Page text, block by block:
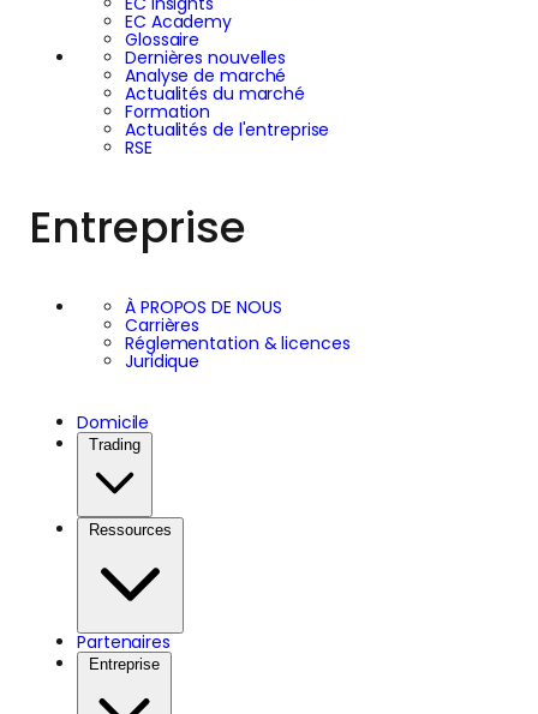
EC Academy
Glossaire
Dernières nouvelles
Analyse de marché
Actualités du marché
Formation
Actualités de l'entreprise
RSE
Entreprise
À PROPOS DE NOUS
Carrières
Réglementation & licences
Juridique
Domicile
Trading
Ressources
Partenaires
Entreprise